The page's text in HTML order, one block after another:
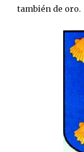
también de oro.